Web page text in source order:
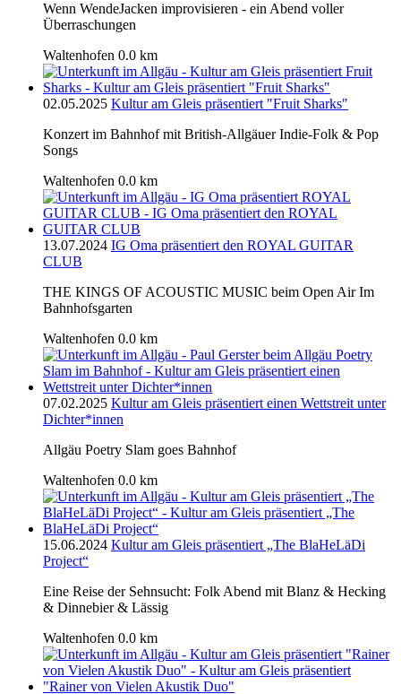
Wenn WendeJacken improvisieren - ein Abend voller
Überraschungen
Waltenhofen 0.0 km
02.05.2025 Kultur am Gleis präsentiert "Fruit Sharks"
Konzert im Bahnhof mit British-Allgäuer Indie-Folk & Pop
Songs
Waltenhofen 0.0 km
13.07.2024 IG Oma präsentiert den ROYAL GUITAR
CLUB
THE KINGS OF ACOUSTIC MUSIC beim Open Air Im
Bahnhofsgarten
Waltenhofen 0.0 km
07.02.2025 Kultur am Gleis präsentiert einen Wettstreit unter
Dichter*innen
Allgäu Poetry Slam goes Bahnhof
Waltenhofen 0.0 km
15.06.2024 Kultur am Gleis präsentiert „The BlaHeLäDi
Project“
Eine Reise der Sehnsucht: Folk Abend mit Blanz & Hecking
& Dinnebier & Lässig
Waltenhofen 0.0 km